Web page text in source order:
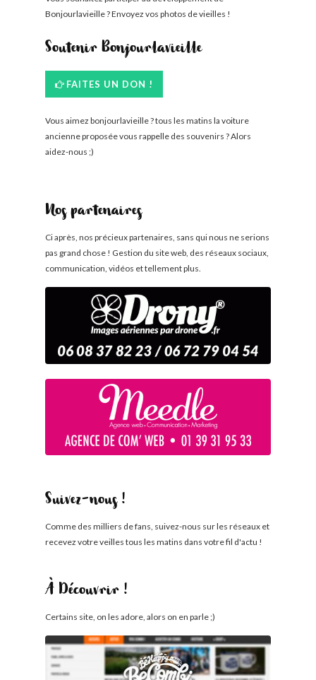
Bonjourlavieille ? Envoyez vos photos de vieilles !
Soutenir Bonjourlavieille
FAITES UN DON !
Vous aimez bonjourlavieille ? tous les matins la voiture
ancienne proposée vous rappelle des souvenirs ? Alors
aidez-nous ;)
Nos partenaires
Ci après, nos précieux partenaires, sans qui nous ne serions
pas grand chose ! Gestion du site web, des réseaux sociaux,
communication, vidéos et tellement plus.
Suivez-nous !
Comme des milliers de fans, suivez-nous sur les réseaux et
recevez votre veilles tous les matins dans votre fil d'actu !
À Découvrir !
Certains site, on les adore, alors on en parle ;)